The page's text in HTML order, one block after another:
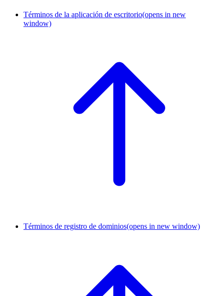
Términos de la aplicación de escritorio(opens in new
window)
Términos de registro de dominios(opens in new window)